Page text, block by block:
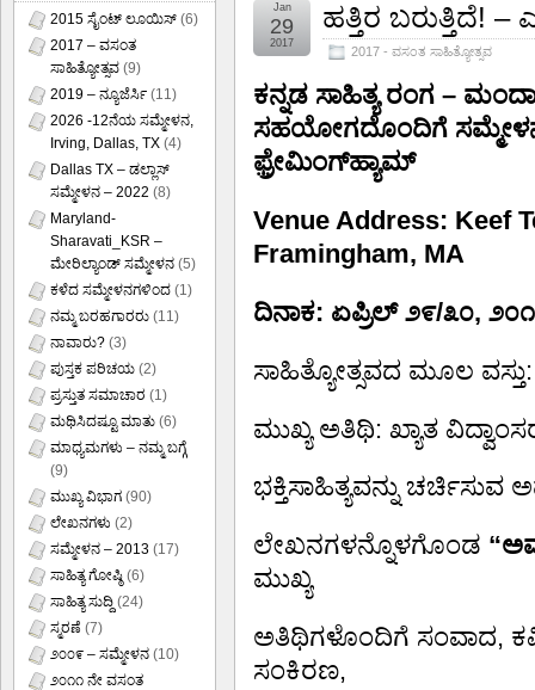
ಹತ್ತಿರ ಬರುತ್ತಿದೆ!
2017 - ವಸಂತ ಸಾಹಿತ್ಯೋತ್ಸವ
Jan
29
2017
ಕನ್ನಡ ಸಾಹಿತ್ಯ ರಂಗ –
ಸಹಯೋಗದೊಂದಿಗೆ
ಫ಼್ರೇಮಿಂಗ್‍ಹ್ಯಾಮ್
Venue Address: Keef
Framingham, MA
ದಿನಾಕ: ಏಪ್ರಿಲ್ ೨೯/೩೦,
ಸಾಹಿತ್ಯೋತ್ಸವದ ಮೂಲ ವಸ್ತು:
ಮುಖ್ಯ ಅತಿಥಿ: ಖ್ಯಾತ
ಭಕ್ತಿಸಾಹಿತ್ಯವನ್ನು
ಲೇಖನಗಳನ್ನೊಳಗೊಂಡ
ಮುಖ್ಯ
ಅತಿಥಿಗಳೊಂದಿಗೆ ಸಂವಾದ,
ಸಂಕಿರಣ,
2015 ಸೈಂಟ್ ಲೂಯಿಸ್ (6)
2017 – ವಸಂತ
ಸಾಹಿತ್ಯೋತ್ಸವ (9)
2019 – ನ್ಯೂಜೆರ್ಸಿ (11)
2026 -12ನೆಯ ಸಮ್ಮೇಳನ,
Irving, Dallas, TX (4)
Dallas TX – ಡಲ್ಲಾಸ್
ಸಮ್ಮೇಳನ – 2022 (8)
Maryland-
Sharavati_KSR –
ಮೇರಿಲ್ಯಾಂಡ್ ಸಮ್ಮೇಳನ (5)
ಕಳೆದ ಸಮ್ಮೇಳನಗಳಿಂದ (1)
ನಮ್ಮ ಬರಹಗಾರರು (11)
ನಾವಾರು? (3)
ಪುಸ್ತಕ ಪರಿಚಯ (2)
ಪ್ರಸ್ತುತ ಸಮಾಚಾರ (1)
ಮಥಿಸಿದಷ್ಟೂ ಮಾತು (6)
ಮಾಧ್ಯಮಗಳು – ನಮ್ಮ ಬಗ್ಗೆ
(9)
ಮುಖ್ಯ ವಿಭಾಗ (90)
ಲೇಖನಗಳು (2)
ಸಮ್ಮೇಳನ – 2013 (17)
ಸಾಹಿತ್ಯ ಗೋಷ್ಠಿ (6)
ಸಾಹಿತ್ಯ ಸುದ್ದಿ (24)
ಸ್ಮರಣೆ (7)
೨೦೦೯ – ಸಮ್ಮೇಳನ (10)
೨೦೧೧ ನೇ ವಸಂತ